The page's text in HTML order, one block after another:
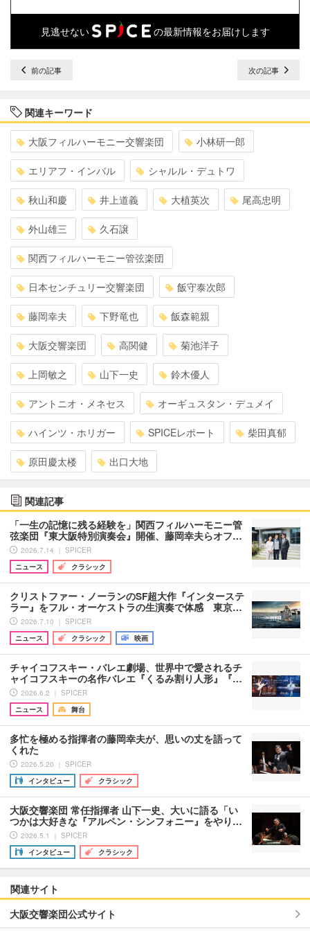
見逃せない の最新情報をお届けします
前の記事 次の記事
関連キーワード
大阪フィルハーモニー交響楽団 小林研一郎
エリアフ・インバル シャルル・デュトワ
秋山和慶 井上道義 大植英次 尾高忠明
外山雄三 久石譲
関西フィルハーモニー管弦楽団
日本センチュリー交響楽団 飯守泰次郎
藤岡幸夫 下野竜也 飯森範親
大阪交響楽団 高関健 菊池洋子
上岡敏之 山下一史 鈴木優人
アントニオ・メネセス オーギュスタン・デュメイ
ハインツ・ホリガー SPICEレポート 柴田真郁
原田慶太楼 出口大地
関連記事
「一生の記憶に残る経験を」関西フィルハーモニー管
弦楽団『東大阪特別演奏会』開催、藤岡幸夫らオフ…
2026.7.14 ｜ SPICER
ニュース
クラシック
クリストファー・ノーランのSF超大作『インターステ
ラー』をフル・オーケストラの生演奏で体感 東京…
2026.7.10 ｜ SPICER
ニュース
クラシック 映画
チャイコフスキー・バレエ劇場、世界中で愛されるチ
ャイコフスキーの名作バレエ『くるみ割り人形』『…
2026.6.2 ｜ SPICER
ニュース
舞台
多忙を極める指揮者の藤岡幸夫が、思いの丈を語って
くれた
2026.5.20 ｜ SPICER
インタビュー
クラシック
大阪交響楽団 常任指揮者 山下一史、大いに語る「い
つかは大好きな『アルペン・シンフォニー』をやり…
2026.5.1 ｜ SPICER
インタビュー
クラシック
関連サイト
大阪交響楽団公式サイト